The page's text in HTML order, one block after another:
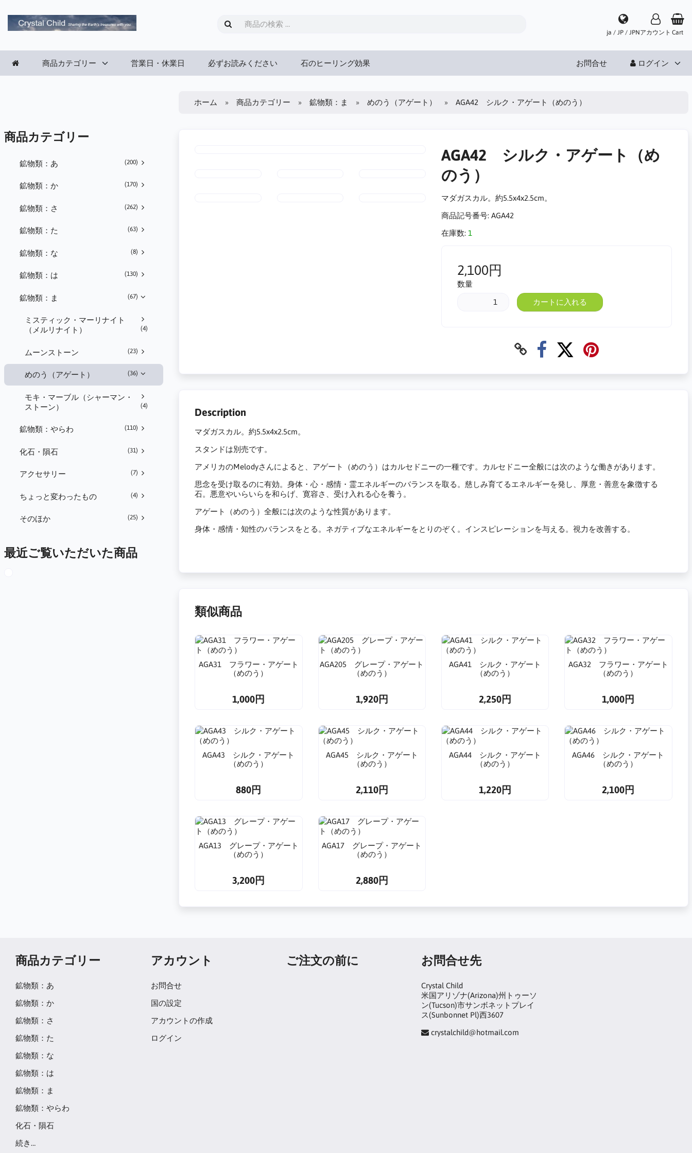
ja / JP / JPNアカウント Cart
商品カテゴリー 営業日・休業日 必ずお読みください 石のヒーリング効果 お問合せ ログイン
商品カテゴリー
鉱物類：あ (200)
鉱物類：か (170)
鉱物類：さ (262)
鉱物類：た (63)
鉱物類：な (8)
鉱物類：は (130)
鉱物類：ま (67)
ミスティック・マーリナイト
（メルリナイト）
(4)
ムーンストーン (23)
めのう（アゲート） (36)
モキ・マーブル（シャーマン・
ストーン）
(4)
鉱物類：やらわ (110)
化石・隕石 (31)
アクセサリー (7)
ちょっと変わったもの (4)
そのほか (25)
最近ご覧いただいた商品
ホーム 商品カテゴリー 鉱物類：ま めのう（アゲート） AGA42 シルク・アゲート（めのう）
AGA42 シルク・アゲート（め
のう）
マダガスカル。約5.5x4x2.5cm。
商品記号番号: AGA42
在庫数: 1
2,100円
数量
カートに入れる
Description
マダガスカル。約5.5x4x2.5cm。
スタンドは別売です。
アメリカのMelodyさんによると、アゲート（めのう）はカルセドニーの一種です。カルセドニー全般には次のような働きがあります。
思念を受け取るのに有効。身体・心・感情・霊エネルギーのバランスを取る。慈しみ育てるエネルギーを発し、厚意・善意を象徴する
石。悪意やいらいらを和らげ、寛容さ、受け入れる心を養う。
アゲート（めのう）全般には次のような性質があります。
身体・感情・知性のバランスをとる。ネガティブなエネルギーをとりのぞく。インスピレーションを与える。視力を改善する。
類似商品
AGA31 フラワー・アゲート
（めのう）
1,000円
AGA205 グレープ・アゲート
（めのう）
1,920円
AGA41 シルク・アゲート
（めのう）
2,250円
AGA32 フラワー・アゲート
（めのう）
1,000円
AGA43 シルク・アゲート
（めのう）
880円
AGA45 シルク・アゲート
（めのう）
2,110円
AGA44 シルク・アゲート
（めのう）
1,220円
AGA46 シルク・アゲート
（めのう）
2,100円
AGA13 グレープ・アゲート
（めのう）
3,200円
AGA17 グレープ・アゲート
（めのう）
2,880円
商品カテゴリー
鉱物類：あ
鉱物類：か
鉱物類：さ
鉱物類：た
鉱物類：な
鉱物類：は
鉱物類：ま
鉱物類：やらわ
化石・隕石
続き…
アカウント
お問合せ
国の設定
アカウントの作成
ログイン
ご注文の前に お問合せ先
Crystal Child
米国アリゾナ(Arizona)州トゥーソ
ン(Tucson)市サンボネットプレイ
ス(Sunbonnet Pl)西3607
crystalchild@hotmail.com